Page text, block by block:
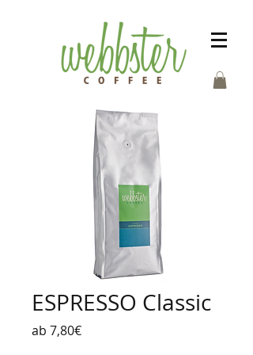
ESPRESSO Classic
ab 7,80€Sale-